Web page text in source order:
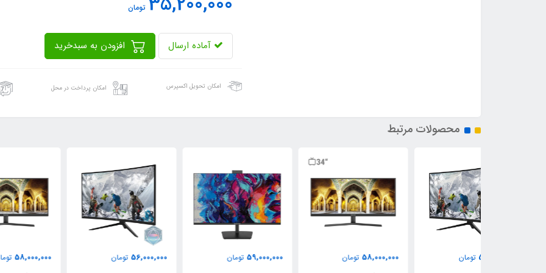
تومان
آماده ارسال
امکان تحویل اکسپرس امکان پرداخت در محل
محصولات مرتبط
58,000,000
59,000,000
56,000,000
58,000,000